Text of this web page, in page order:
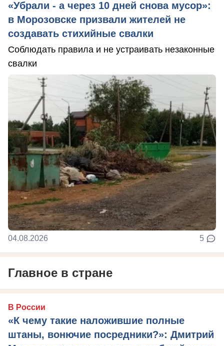
«Убрали - а через 10 дней снова мусор»:
в Морозовске призвали жителей не
создавать стихийные свалки
Соблюдать правила и не устраивать незаконные
свалки
04.08.2026 5
Главное в стране
В России
«К чему такие наложившие полные
штаны, вонючие посредники?»: Дмитрий